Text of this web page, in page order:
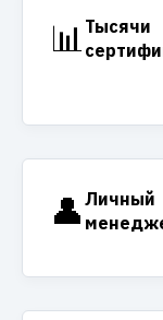
📊 Тысячи
👤 Личный